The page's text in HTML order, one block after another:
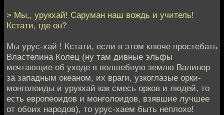
> Мы,, урукхай! Саруман наш вождь и учитель!
Кстати, где он?
Мы урус-хай ! Кстати, если в этом ключе простебать
Властелина Колец (ну там дивные эльфы
мечтающие об уходе в волшебную землю Валинор
за западным океаном, их враги, узкоглазые орки-
монголоиды и урукхай как смесь орков и людей, то
есть европеоидов и монголоидов, взявшие лучшее
от обоих народов), то урус-хаем быть неплохо!